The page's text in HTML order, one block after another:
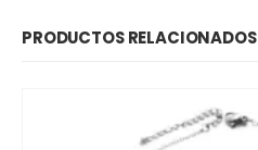
PRODUCTOS RELACIONADOS